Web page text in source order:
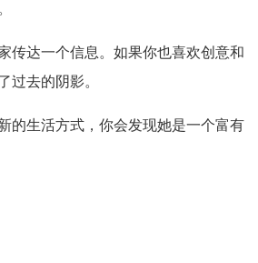
传达一个信息。如果你也喜欢创意和
过去的阴影。
的生活方式，你会发现她是一个富有